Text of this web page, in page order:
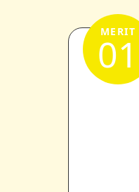
01